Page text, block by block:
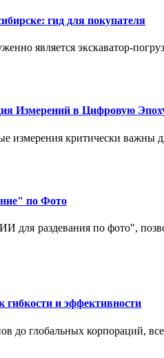
гид для покупателя
является экскаватор-
Измерений в Цифровую
измерения критически важны
по Фото
для раздевания по фото",
гибкости и эффективности
до глобальных корпораций,